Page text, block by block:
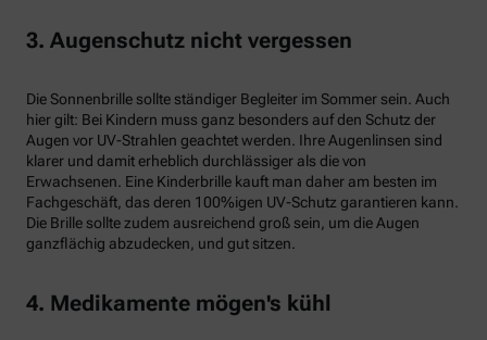
3. Augenschutz nicht vergessen
Die Sonnenbrille sollte ständiger Begleiter im Sommer sein. Auch
hier gilt: Bei Kindern muss ganz besonders auf den Schutz der
Augen vor UV-Strahlen geachtet werden. Ihre Augenlinsen sind
klarer und damit erheblich durchlässiger als die von
Erwachsenen. Eine Kinderbrille kauft man daher am besten im
Fachgeschäft, das deren 100%igen UV-Schutz garantieren kann.
Die Brille sollte zudem ausreichend groß sein, um die Augen
ganzflächig abzudecken, und gut sitzen.
4. Medikamente mögen's kühl